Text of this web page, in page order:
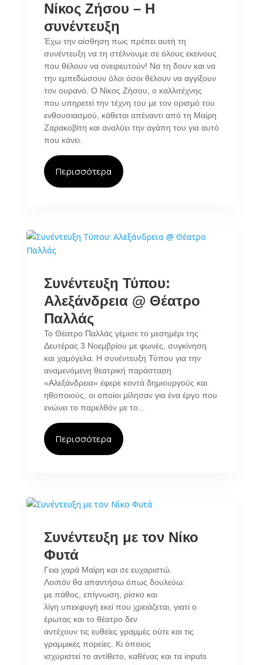
Νίκος Ζήσου – Η
συνέντευξη
Έχω την αίσθηση πως πρέπει αυτή τη
συνέντευξη να τη στέλνουμε σε όλους εκείνους
που θέλουν να ονειρευτούν! Να τη δουν και να
την εμπεδώσουν όλοι όσοι θέλουν να αγγίξουν
τον ουρανό. Ο Νίκος Ζήσου, ο καλλιτέχνης
που υπηρετεί την τέχνη του με τον ορισμό του
ενθουσιασμού, κάθεται απέναντι από τη Μαίρη
Ζαρακοβίτη και αναλύει την αγάπη του για αυτό
που κάνει.
Περισσότερα
Συνέντευξη Τύπου:
Αλεξάνδρεια @ Θέατρο
Παλλάς
Το Θέατρο Παλλάς γέμισε το μεσημέρι της
Δευτέρας 3 Νοεμβρίου με φωνές, συγκίνηση
και χαμόγελα. Η συνέντευξη Τύπου για την
αναμενόμενη θεατρική παράσταση
«Αλεξάνδρεια» έφερε κοντά δημιουργούς και
ηθοποιούς, οι οποίοι μίλησαν για ένα έργο που
ενώνει το παρελθόν με το...
Περισσότερα
Συνέντευξη με τον Νίκο
Φυτά
Γεια χαρά Μαίρη και σε ευχαριστώ.
Λοιπόν θα απαντήσω όπως δουλεύω:
με πάθος, επίγνωση, ρίσκο και
λίγη υπεκφυγή εκεί που χρειάζεται, γιατί ο
έρωτας και το θέατρο δεν
αντέχουν τις ευθείες γραμμές ούτε και τις
γραμμικές πορείες. Κι όποιος
ισχυριστεί το αντίθετο, καθένας και τα inputs